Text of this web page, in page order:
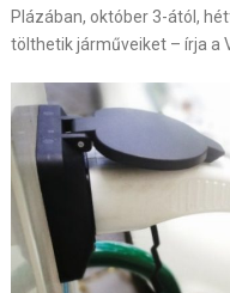
Plázában, október 3-ától,
tölthetik járműveiket – írja a